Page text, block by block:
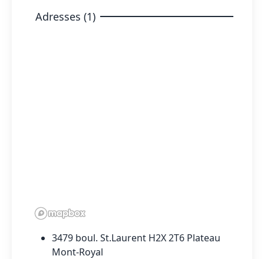
Adresses (1)
3479 boul. St.Laurent H2X 2T6 Plateau
Mont-Royal